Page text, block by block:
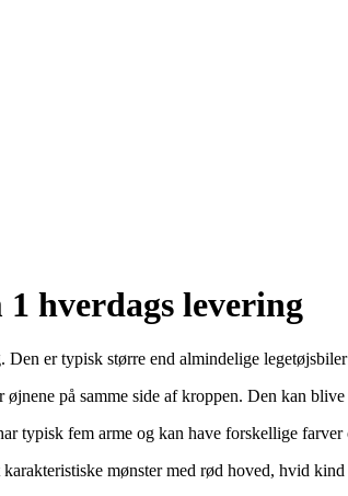
hverdags levering
er typisk større end almindelige
på samme side af kroppen. Den kan
typisk fem arme og kan have forskellige
mønster med rød hoved, hvid